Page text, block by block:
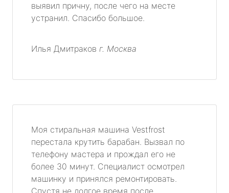
выявил причну, после чего на месте
устранил. Спасибо большое.
Илья Дмитраков г. Москва
Моя стиральная машина Vestfrost
перестала крутить барабан. Вызвал по
телефону мастера и прождал его не
более 30 минут. Специалист осмотрел
машинку и принялся ремонтировать.